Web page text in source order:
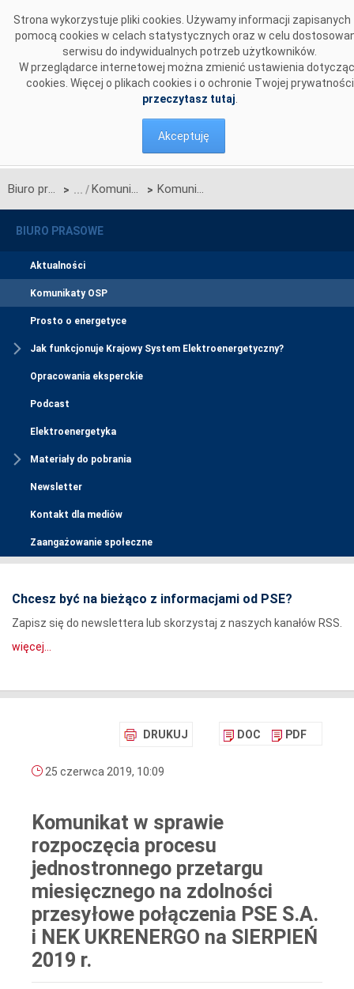
Strona wykorzystuje pliki cookies. Używamy informacji zapisanych
pomocą cookies w celach statystycznych oraz w celu
serwisu do indywidualnych potrzeb użytkowników.
W przeglądarce internetowej można zmienić ustawienia
cookies. Więcej o plikach cookies i o ochronie Twojej prywatności
przeczytasz tutaj
Akceptuję
Biuro prasowe > Komunikaty OSP > Komunikat w sprawie rozpoczęcia procesu jednostronnego przetargu miesięcznego na zdolności przesyłowe połączenia PSE S.A. i NEK UKRENERGO na SIERPIEŃ 2019 r.
BIURO PRASOWE
Aktualności
Komunikaty OSP
Prosto o energetyce
Jak funkcjonuje Krajowy System Elektroenergetyczny?
Opracowania eksperckie
Podcast
Elektroenergetyka
Materiały do pobrania
Newsletter
Kontakt dla mediów
Zaangażowanie społeczne
Chcesz być na bieżąco z informacjami od PSE?
Zapisz się do newslettera lub skorzystaj z naszych kanałów RSS.
więcej...
DRUKUJ DOC PDF
25 czerwca 2019, 10:09
Komunikat w sprawie
rozpoczęcia procesu
jednostronnego przetargu
miesięcznego na zdolności
przesyłowe połączenia PSE S.A.
i NEK UKRENERGO na SIERPIEŃ
2019 r.